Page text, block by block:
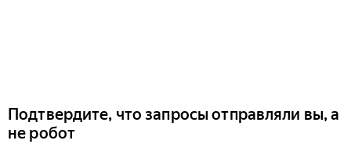
Подтвердите, что запросы отправляли вы, а
не робот